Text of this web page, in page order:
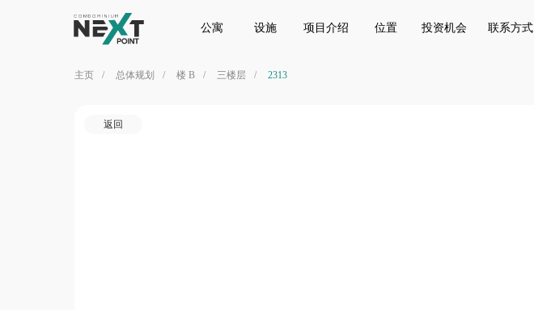
公寓 设施 项目介绍 联系方式
位置 投资机会
设施 项目介绍 联系方式
位置 投资机会
主页 / 总体规划 / 楼 B / 三楼层 / 2313
返回